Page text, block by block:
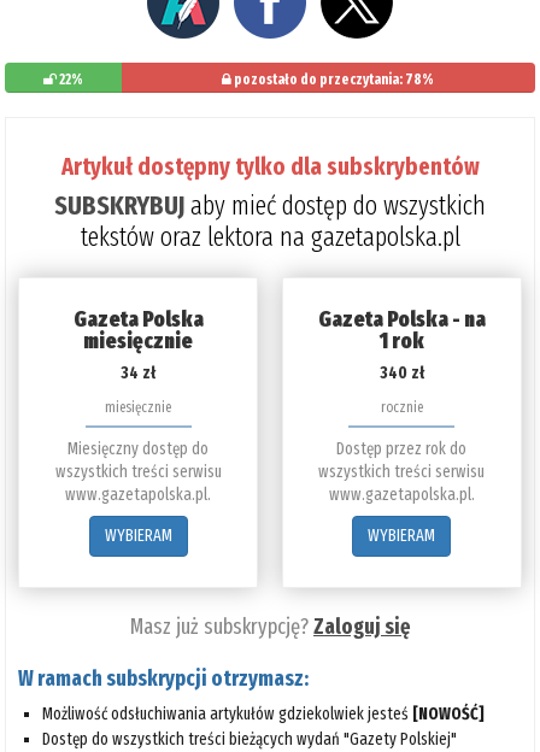
22% pozostało do przeczytania: 78%
Artykuł dostępny tylko dla subskrybentów
SUBSKRYBUJaby mieć dostęp do wszystkich
tekstów oraz lektora na gazetapolska.pl
Gazeta Polska
miesięcznie
34 zł
miesięcznie
Miesięczny dostęp do
wszystkich treści serwisu
www.gazetapolska.pl.
WYBIERAM
Gazeta Polska - na
1 rok
340 zł
rocznie
Dostęp przez rok do
wszystkich treści serwisu
www.gazetapolska.pl.
WYBIERAM
Masz już subskrypcję?Zaloguj się
W ramach subskrypcji otrzymasz:
Możliwość odsłuchiwania artykułów gdziekolwiek jesteś [NOWOŚĆ]
Dostęp do wszystkich treści bieżących wydań "Gazety Polskiej"